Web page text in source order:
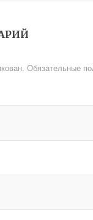
Обязательные